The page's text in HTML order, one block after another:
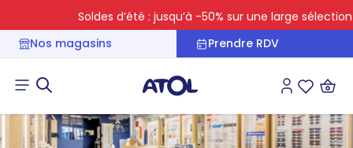
Soldes d’été : jusqu’à -50% sur une large sélection
Nos magasins
Prendre RDV
Connexion